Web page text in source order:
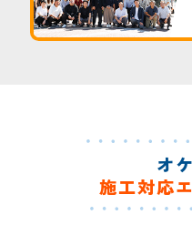
オ
施工対応